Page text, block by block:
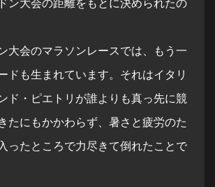
ン大会の距離をもとに決められたの
大会のマラソンレースでは、もう一
ドも生まれています。それはイタリ
ド・ピエトリが誰よりも真っ先に競
たにもかかわらず、暑さと疲労のた
ったところで力尽きて倒れたことで